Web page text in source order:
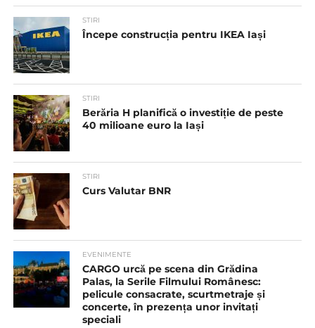
STIRI
Începe construcția pentru IKEA Iași
STIRI
Berăria H planifică o investiție de peste
40 milioane euro la Iași
STIRI
Curs Valutar BNR
EVENIMENTE
CARGO urcă pe scena din Grădina
Palas, la Serile Filmului Românesc:
pelicule consacrate, scurtmetraje și
concerte, în prezența unor invitați
speciali